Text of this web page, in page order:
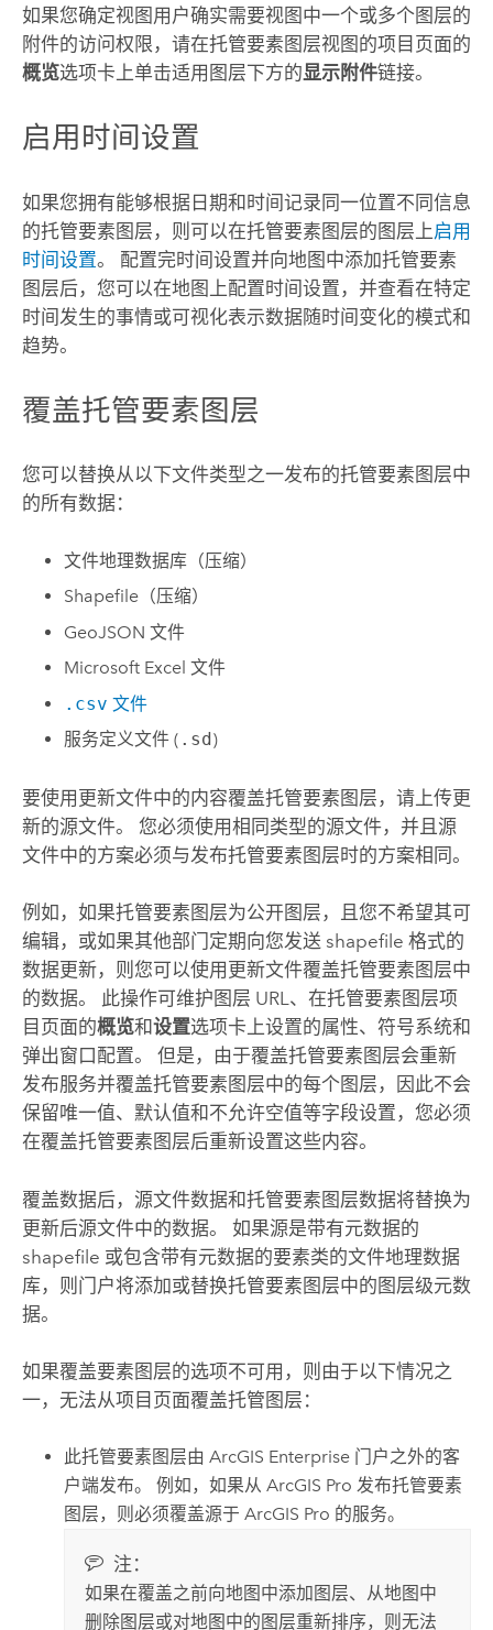
如果您确定视图用户确实需要视图中一个或多个图层的
附件的访问权限，请在托管要素图层视图的项目页面的
概览选项卡上单击适用图层下方的显示附件链接。
启用时间设置
如果您拥有能够根据日期和时间记录同一位置不同信息
的托管要素图层，则可以在托管要素图层的图层上启用
时间设置。 配置完时间设置并向地图中添加托管要素
图层后，您可以在地图上配置时间设置，并查看在特定
时间发生的事情或可视化表示数据随时间变化的模式和
趋势。
覆盖托管要素图层
您可以替换从以下文件类型之一发布的托管要素图层中
的所有数据：
文件地理数据库（压缩）
Shapefile（压缩）
GeoJSON 文件
Microsoft Excel 文件
.csv 文件
服务定义文件 ( .sd )
要使用更新文件中的内容覆盖托管要素图层，请上传更
新的源文件。 您必须使用相同类型的源文件，并且源
文件中的方案必须与发布托管要素图层时的方案相同。
例如，如果托管要素图层为公开图层，且您不希望其可
编辑，或如果其他部门定期向您发送 shapefile 格式的
数据更新，则您可以使用更新文件覆盖托管要素图层中
的数据。 此操作可维护图层 URL、在托管要素图层项
目页面的概览和设置选项卡上设置的属性、符号系统和
弹出窗口配置。 但是，由于覆盖托管要素图层会重新
发布服务并覆盖托管要素图层中的每个图层，因此不会
保留唯一值、默认值和不允许空值等字段设置，您必须
在覆盖托管要素图层后重新设置这些内容。
覆盖数据后，源文件数据和托管要素图层数据将替换为
更新后源文件中的数据。 如果源是带有元数据的
shapefile 或包含带有元数据的要素类的文件地理数据
库，则门户将添加或替换托管要素图层中的图层级元数
据。
如果覆盖要素图层的选项不可用，则由于以下情况之
一，无法从项目页面覆盖托管图层：
此托管要素图层由ArcGIS Enterprise 门户之外的客
户端发布。
例如，如果从ArcGIS Pro 发布托管要素
图层，则必须覆盖源于ArcGIS Pro 的服务。
注：
如果在覆盖之前向地图中添加图层、从地图中
删除图层或对地图中的图层重新排序，则无法